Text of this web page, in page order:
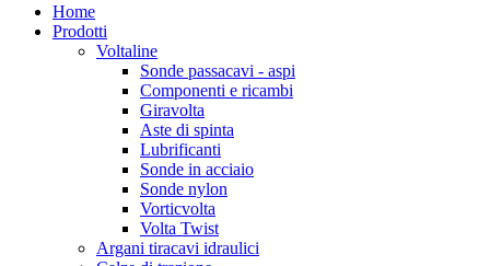
Home
Prodotti
Voltaline
Sonde passacavi - aspi
Componenti e ricambi
Giravolta
Aste di spinta
Lubrificanti
Sonde in acciaio
Sonde nylon
Vorticvolta
Volta Twist
Argani tiracavi idraulici